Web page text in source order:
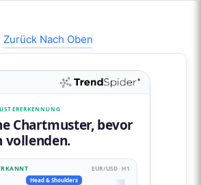
Zurück Nach Oben
Chartmuster, bevor
vollenden.
EUR/USD · H1
Head & Shoulders